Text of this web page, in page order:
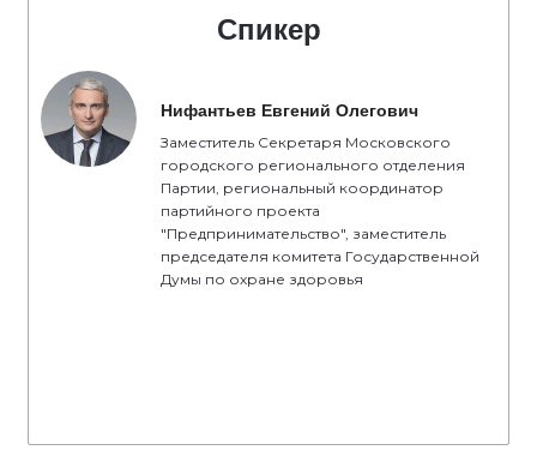
Спикер
Нифантьев Евгений Олегович
Заместитель Секретаря Московского
городского регионального отделения
Партии, региональный координатор
партийного проекта
"Предпринимательство", заместитель
председателя комитета Государственной
Думы по охране здоровья